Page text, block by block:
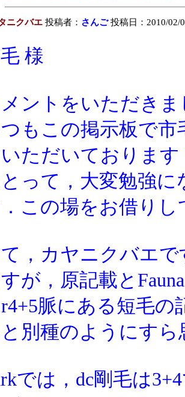
ニクバエ投稿者： さんご 投稿日：2010/02/
様
ントをいただき
もこの掲示板で
ただいておりま
って，大変勉強
この場をお借り
，カヤニクバエ
が，原記載と
脈にある短毛
別種のようにすら
では，dc剛毛は